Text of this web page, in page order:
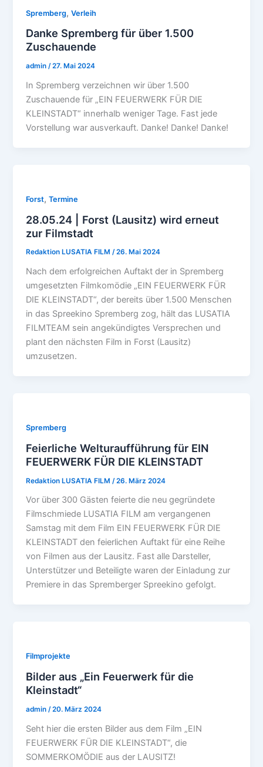
Spremberg,Verleih
Danke Spremberg für über 1.500
Zuschauende
admin/27. Mai 2024
In Spremberg verzeichnen wir über 1.500
Zuschauende für „EIN FEUERWERK FÜR DIE
KLEINSTADT“ innerhalb weniger Tage. Fast jede
Vorstellung war ausverkauft. Danke! Danke! Danke!
Forst,Termine
28.05.24 | Forst (Lausitz) wird erneut
zur Filmstadt
Redaktion LUSATIA FILM/26. Mai 2024
Nach dem erfolgreichen Auftakt der in Spremberg
umgesetzten Filmkomödie „EIN FEUERWERK FÜR
DIE KLEINSTADT“, der bereits über 1.500 Menschen
in das Spreekino Spremberg zog, hält das LUSATIA
FILMTEAM sein angekündigtes Versprechen und
plant den nächsten Film in Forst (Lausitz)
umzusetzen.
Spremberg
Feierliche Welturaufführung für EIN
FEUERWERK FÜR DIE KLEINSTADT
Redaktion LUSATIA FILM /26. März 2024
Vor über 300 Gästen feierte die neu gegründete
Filmschmiede LUSATIA FILM am vergangenen
Samstag mit dem Film EIN FEUERWERK FÜR DIE
KLEINSTADT den feierlichen Auftakt für eine Reihe
von Filmen aus der Lausitz. Fast alle Darsteller,
Unterstützer und Beteiligte waren der Einladung zur
Premiere in das Spremberger Spreekino gefolgt.
Filmprojekte
Bilder aus „Ein Feuerwerk für die
Kleinstadt“
admin /20. März 2024
Seht hier die ersten Bilder aus dem Film „EIN
FEUERWERK FÜR DIE KLEINSTADT“, die
SOMMERKOMÖDIE aus der LAUSITZ!